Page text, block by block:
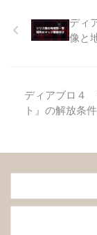
ディ
像と
ディアブロ４
ト』の解放条